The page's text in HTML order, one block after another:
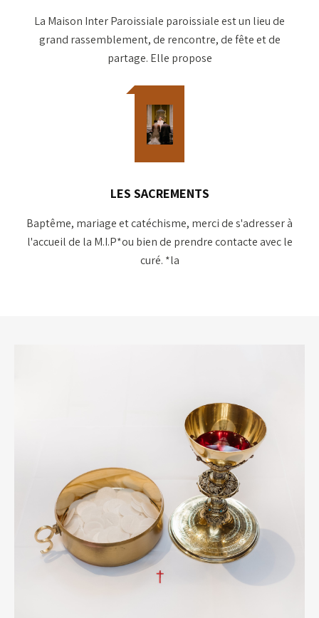
La Maison Inter Paroissiale paroissiale est un lieu de
grand rassemblement, de rencontre, de fête et de
partage. Elle propose
LES SACREMENTS
Baptême, mariage et catéchisme, merci de s'adresser à
l'accueil de la M.I.P*ou bien de prendre contacte avec le
curé. *la